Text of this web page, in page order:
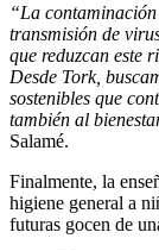
“La
transmisión de
que reduzcan este
Desde Tork,
sostenibles que
también al
Salamé.
Finalmente, la
higiene general a
futuras gocen de